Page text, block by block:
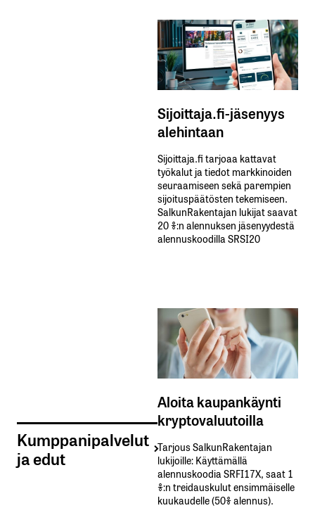
Kumppanipalvelut
ja edut
Sijoittaja.fi-jäsenyys
alehintaan
Sijoittaja.fi tarjoaa kattavat
työkalut ja tiedot markkinoiden
seuraamiseen sekä parempien
sijoituspäätösten tekemiseen.
SalkunRakentajan lukijat saavat
20 %:n alennuksen jäsenyydestä
alennuskoodilla SRSI20
Aloita kaupankäynti
kryptovaluutoilla
Tarjous SalkunRakentajan
lukijoille: Käyttämällä​ ​
alennuskoodia​ ​SRFI17X,​ ​saat​ ​1
%:n treidauskulut​ ​ensimmäiselle​ ​
kuukaudelle​ ​(50%​ ​alennus).